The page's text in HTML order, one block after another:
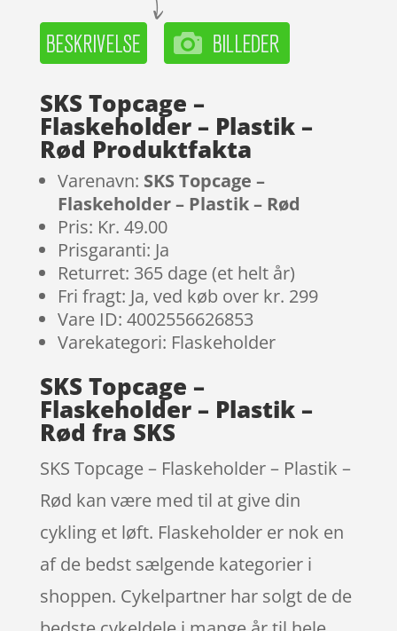
SKS Topcage –
Flaskeholder – Plastik –
Rød Produktfakta
Varenavn: SKS Topcage –
Flaskeholder – Plastik – Rød
Pris: Kr. 49.00
Prisgaranti: Ja
Returret: 365 dage (et helt år)
Fri fragt: Ja, ved køb over kr. 299
Vare ID: 4002556626853
Varekategori: Flaskeholder
SKS Topcage –
Flaskeholder – Plastik –
Rød fra SKS
SKS Topcage – Flaskeholder – Plastik –
Rød kan være med til at give din
cykling et løft. Flaskeholder er nok en
af de bedst sælgende kategorier i
shoppen. Cykelpartner har solgt de de